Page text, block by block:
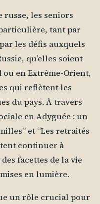
russe, les seniors
tant par
les défis auxquels
qu’elles soient
ou en Extrême-Orient,
qui reflètent les
du pays. À travers
en Adyguée : un
et “Les retraités
continuer à
facettes de la vie
en lumière.
un rôle crucial pour